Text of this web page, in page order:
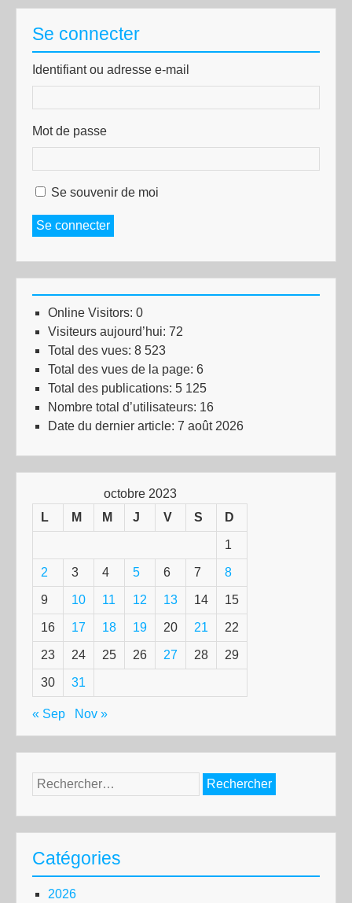
Se connecter
Identifiant ou adresse e-mail
Mot de passe
Se souvenir de moi
Se connecter
Online Visitors: 0
Visiteurs aujourd’hui: 72
Total des vues: 8 523
Total des vues de la page: 6
Total des publications: 5 125
Nombre total d’utilisateurs: 16
Date du dernier article: 7 août 2026
octobre 2023
L
M M J V S D
1
2 3 4 5 6 7 8
9 10 11 12 13 14 15
16 17 18 19 20 21 22
23 24 25 26 27 28 29
30 31
« Sep Nov »
Rechercher :
Catégories
2026